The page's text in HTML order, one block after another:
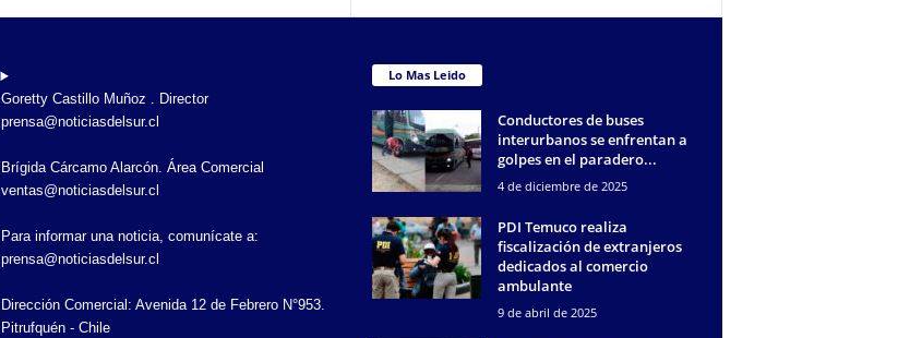
Goretty Castillo Muñoz . Director
prensa@noticiasdelsur.cl
Brígida Cárcamo Alarcón. Área Comercial
ventas@noticiasdelsur.cl
Para informar una noticia, comunícate a:
prensa@noticiasdelsur.cl
Dirección Comercial: Avenida 12 de Febrero N°953.
Pitrufquén - Chile
Lo Mas Leido
Conductores de buses
interurbanos se enfrentan a
golpes en el paradero...
4 de diciembre de 2025
PDI Temuco realiza
fiscalización de extranjeros
dedicados al comercio
ambulante
9 de abril de 2025